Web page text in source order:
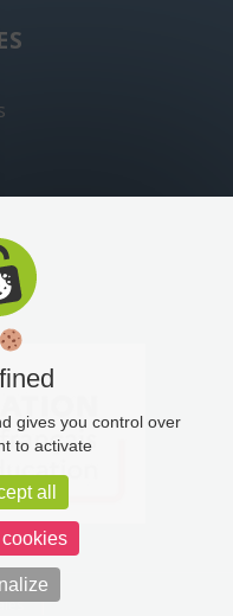
gives you control over
to activate
all